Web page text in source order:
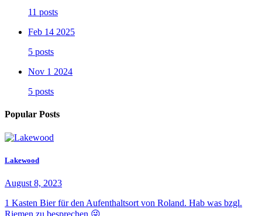
11 posts
Feb 14 2025
5 posts
Nov 1 2024
5 posts
Popular Posts
Lakewood
August 8, 2023
1 Kasten Bier für den Aufenthaltsort von Roland. Hab was bzgl.
Riemen zu besprechen 😜